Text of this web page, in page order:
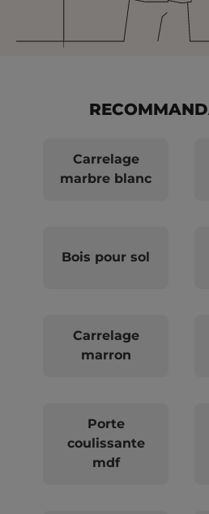
Carrelage
marbre blanc
Bois pour sol
Carrelage
marron
Porte
coulissante
mdf